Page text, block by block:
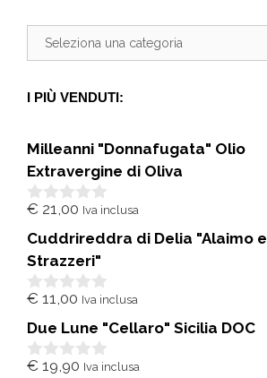
I PIÙ VENDUTI:
Milleanni "Donnafugata" Olio
Extravergine di Oliva
0
u
5
€ 21,00 Iva inclusa
Cuddrireddra di Delia "Alaimo e
Strazzeri"
0
u
5
€ 11,00 Iva inclusa
Due Lune "Cellaro" Sicilia DOC
0
€ 19,90 Iva inclusa